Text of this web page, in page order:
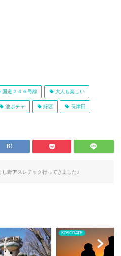
国道２４６号線 大人も楽しい
池ポチャ 緑区 長津田
し野アスレチック行ってきました♪
KOSODATE